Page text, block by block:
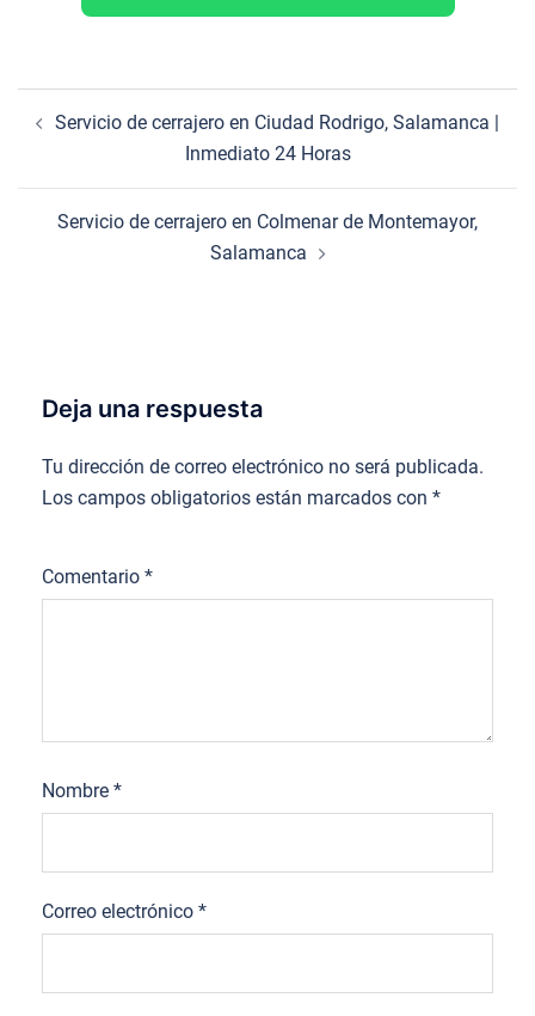
de Servicio de cerrajero en Ciudad Rodrigo, Salamanca |
Inmediato 24 Horas
Servicio de cerrajero en Colmenar de Montemayor,
Salamanca
Deja una respuesta
Tu dirección de correo electrónico no será publicada.
Los campos obligatorios están marcados con *
Comentario *
Nombre *
Correo electrónico *